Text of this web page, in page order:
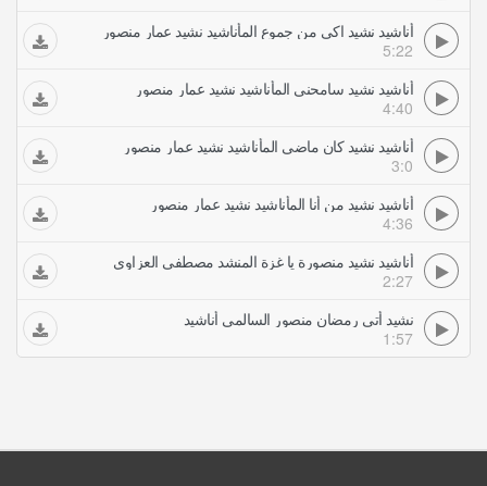
أناشيد نشيد اكى من جموع المأناشيد نشيد عمار منصور
5:22
أناشيد نشيد سامحني المأناشيد نشيد عمار منصور
4:40
أناشيد نشيد كان ماضي المأناشيد نشيد عمار منصور
3:0
أناشيد نشيد من أنا المأناشيد نشيد عمار منصور
4:36
أناشيد نشيد منصورة يا غزة المنشد مصطفى العزاوي
2:27
نشيد أتى رمضان منصور السالمي أناشيد
1:57